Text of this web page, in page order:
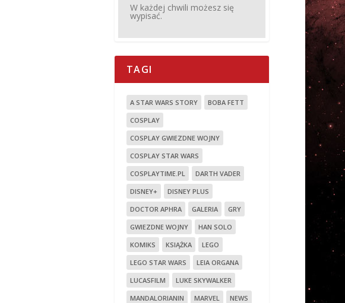
W każdej chwili możesz się
wypisać.
TAGI
A STAR WARS STORY
BOBA FETT
COSPLAY
COSPLAY GWIEZDNE WOJNY
COSPLAY STAR WARS
COSPLAYTIME.PL
DARTH VADER
DISNEY+
DISNEY PLUS
DOCTOR APHRA
GALERIA
GRY
GWIEZDNE WOJNY
HAN SOLO
KOMIKS
KSIĄŻKA
LEGO
LEGO STAR WARS
LEIA ORGANA
LUCASFILM
LUKE SKYWALKER
MANDALORIANIN
MARVEL
NEWS